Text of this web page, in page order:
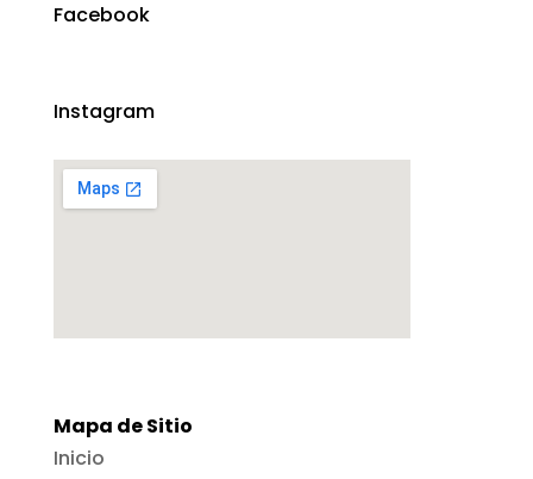
Facebook
Instagram
Mapa de Sitio
Inicio